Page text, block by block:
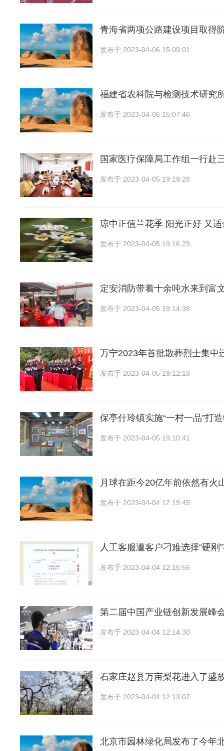
青海省两项公路建设项目取得
发布于 2023-04-06 15:09:01
福建省农科院与检测技术研究
发布于 2023-04-06 15:07:46
国家医疗保障局工作组一行赴
发布于 2023-04-05 19:19:28
琼中正值兰花季 阳光正好 又
发布于 2023-04-05 19:16:29
定安消防带着十余吨水来到富
发布于 2023-04-05 19:14:38
万宁2023年首批散葬烈士集中
发布于 2023-04-05 19:12:18
保亭什玲镇实施“一村一品”打
发布于 2023-04-05 19:10:41
月球在距今20亿年前依然有火
发布于 2023-04-04 12:19:45
人工客服遭客户刁难选择“硬刚
发布于 2023-04-04 12:15:56
第二届中国产业链创新发展峰
发布于 2023-04-04 12:14:30
石家庄赵县万亩梨花进入了盛
发布于 2023-04-04 12:13:07
北京市园林绿化局发布了今年